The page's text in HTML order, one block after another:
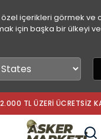
içerikleri görmek ve
için başka bir ülkeyi
TL ÜZERI ÜCRETSIZ